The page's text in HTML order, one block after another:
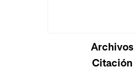
Archivos
Citación